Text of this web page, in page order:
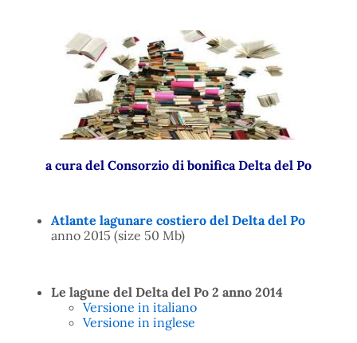
a cura del Consorzio di bonifica Delta del Po
Atlante lagunare costiero del Delta del Po
anno 2015 (size 50 Mb)
Le lagune del Delta del Po 2 anno 2014
Versione in italiano
Versione in inglese